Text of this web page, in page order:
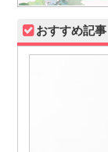
おすすめ記事